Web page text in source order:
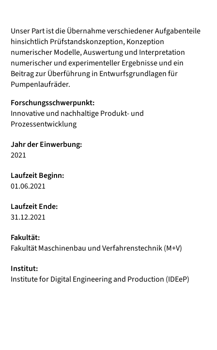
Unser Part ist die Übernahme verschiedener Aufgabenteile
hinsichtlich Prüfstandskonzeption, Konzeption
numerischer Modelle, Auswertung und Interpretation
numerischer und experimenteller Ergebnisse und ein
Beitrag zur Überführung in Entwurfsgrundlagen für
Pumpenlaufräder.
Forschungsschwerpunkt:
Innovative und nachhaltige Produkt- und
Prozessentwicklung
Jahr der Einwerbung:
2021
Laufzeit Beginn:
01.06.2021
Laufzeit Ende:
31.12.2021
Fakultät:
Fakultät Maschinenbau und Verfahrenstechnik (M+V)
Institut:
Institute for Digital Engineering and Production (IDEeP)